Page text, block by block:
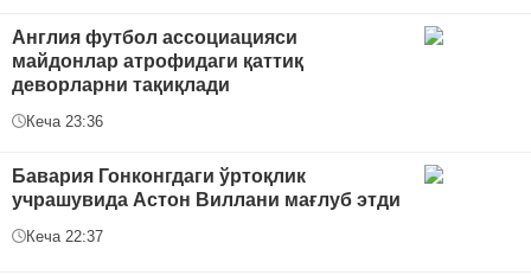
Англия футбол ассоциацияси
майдонлар атрофидаги қаттиқ
деворларни тақиқлади
Кеча 23:36
Бавария Гонконгдаги ўртоқлик
учрашувида Астон Виллани мағлуб этди
Кеча 22:37